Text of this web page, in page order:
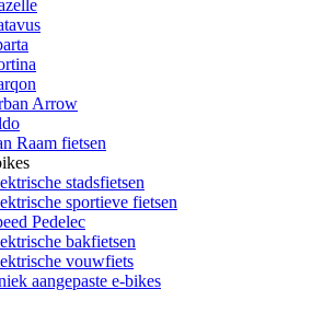
Arrow
Raam fietsen
stadsfietsen
sportieve fietsen
Pedelec
bakfietsen
vouwfiets
aangepaste e-bikes